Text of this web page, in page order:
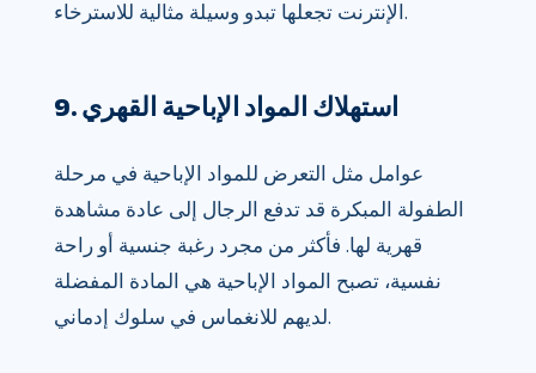
الإنترنت تجعلها تبدو وسيلة مثالية للاسترخاء.
9. استهلاك المواد الإباحية القهري
عوامل مثل التعرض للمواد الإباحية في مرحلة
الطفولة المبكرة قد تدفع الرجال إلى عادة مشاهدة
قهرية لها. فأكثر من مجرد رغبة جنسية أو راحة
نفسية، تصبح المواد الإباحية هي المادة المفضلة
لديهم للانغماس في سلوك إدماني.